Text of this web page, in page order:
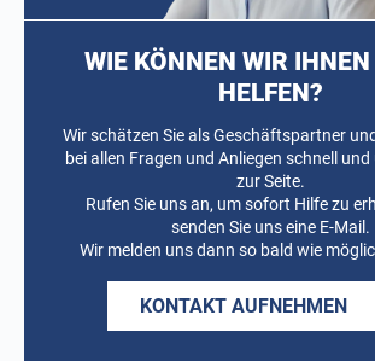
WIE KÖNNEN WIR
HELFEN?
Wir schätzen Sie als Geschäftspartner
bei allen Fragen und Anliegen schnell
zur Seite.
Rufen Sie uns an, um sofort Hilfe zu
senden Sie uns eine E-Mail.
Wir melden uns dann so bald wie
KONTAKT AUFNEHMEN